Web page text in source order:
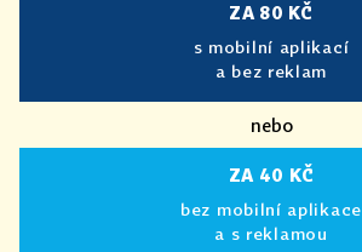
ZA 80 KČ
s mobilní aplikací
a bez reklam
nebo
ZA 40 KČ
bez mobilní aplikace
a s reklamou